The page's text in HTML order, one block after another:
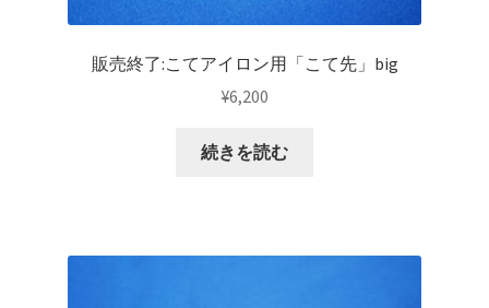
販売終了:こてアイロン用「こて先」big
¥6,200
続きを読む